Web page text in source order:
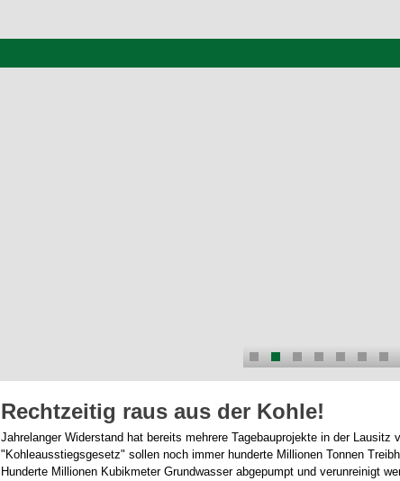
Rechtzeitig raus aus der Kohle!
Jahrelanger Widerstand hat bereits mehrere Tagebauprojekte in der Lausitz
"Kohleausstiegsgesetz" sollen noch immer hunderte Millionen Tonnen
Hunderte Millionen Kubikmeter Grundwasser abgepumpt und verunreinigt